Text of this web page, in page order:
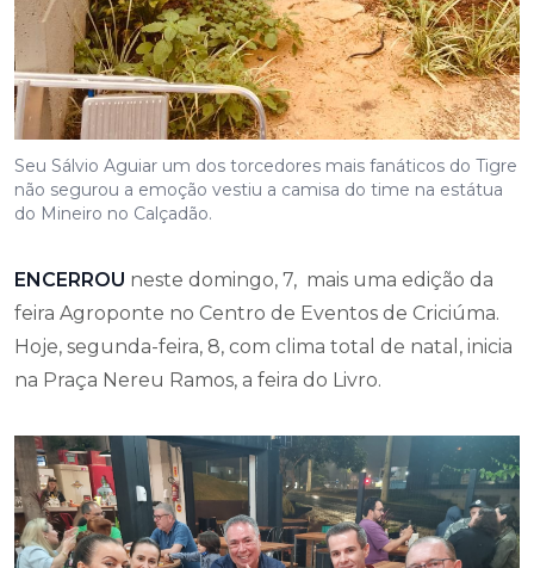
Seu Sálvio Aguiar um dos torcedores mais fanáticos do Tigre
não segurou a emoção vestiu a camisa do time na estátua
do Mineiro no Calçadão.
ENCERROU neste domingo, 7, mais uma edição da
feira Agroponte no Centro de Eventos de Criciúma.
Hoje, segunda-feira, 8, com clima total de natal, inicia
na Praça Nereu Ramos, a feira do Livro.